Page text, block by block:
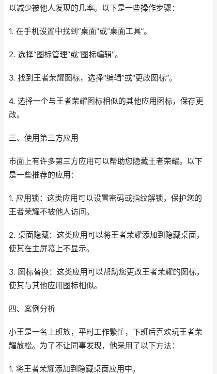
以减少被他人发现的几率。以下是一些操作步骤：
1. 在手机设置中找到“桌面”或“桌面工具”。
2. 选择“图标管理”或“图标编辑”。
3. 找到王者荣耀图标，选择“编辑”或“更改图标”。
4. 选择一个与王者荣耀图标相似的其他应用图标，保存更
改。
三、使用第三方应用
市面上有许多第三方应用可以帮助您隐藏王者荣耀。以下
是一些推荐的应用：
1. 应用锁：这类应用可以设置密码或指纹解锁，保护您的
王者荣耀不被他人访问。
2. 桌面隐藏：这类应用可以将王者荣耀添加到隐藏桌面，
使其在主屏幕上不显示。
3. 图标替换：这类应用可以帮助您更改王者荣耀的图标，
使其与其他应用图标相似。
四、案例分析
小王是一名上班族，平时工作繁忙，下班后喜欢玩王者荣
耀放松。为了不让同事发现，他采用了以下方法：
1. 将王者荣耀添加到隐藏桌面应用中。